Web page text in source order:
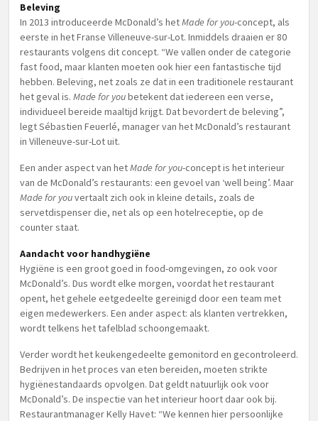
Beleving
In 2013 introduceerde McDonald’s hetMade for you-concept, als
eerste in het Franse Villeneuve-sur-Lot. Inmiddels draaien er 80
restaurants volgens dit concept. “We vallen onder de categorie
fast food, maar klanten moeten ook hier een fantastische tijd
hebben. Beleving, net zoals ze dat in een traditionele restaurant
het geval is. Made for youbetekent dat iedereen een verse,
individueel bereide maaltijd krijgt. Dat bevordert de beleving”,
legt Sébastien Feuerlé, manager van het McDonald’s restaurant
in Villeneuve-sur-Lot uit.
Een ander aspect van hetMade for you-concept is het interieur
van de McDonald’s restaurants: een gevoel van ‘well being’. Maar
Made for youvertaalt zich ook in kleine details, zoals de
servetdispenser die, net als op een hotelreceptie, op de
counter staat.
Aandacht voor handhygiëne
Hygiëne is een groot goed in food-omgevingen, zo ook voor
McDonald’s. Dus wordt elke morgen, voordat het restaurant
opent, het gehele eetgedeelte gereinigd door een team met
eigen medewerkers. Een ander aspect: als klanten vertrekken,
wordt telkens het tafelblad schoongemaakt.
Verder wordt het keukengedeelte gemonitord en gecontroleerd.
Bedrijven in het proces van eten bereiden, moeten strikte
hygiënestandaards opvolgen. Dat geldt natuurlijk ook voor
McDonald’s. De inspectie van het interieur hoort daar ook bij.
Restaurantmanager Kelly Havet: “We kennen hier persoonlijke